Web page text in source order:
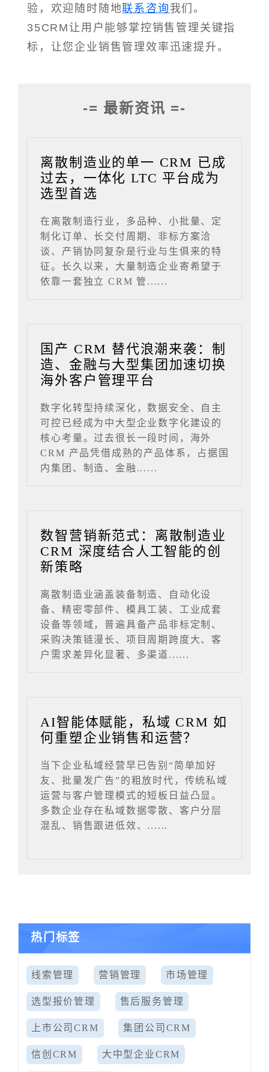
验，欢迎随时随地联系咨询 我们。
35CRM让用户能够掌控销售管理关键指
标，让您企业销售管理效率迅速提升。
-= 最新资讯 =-
离散制造业的单一 CRM 已成
过去，一体化 LTC 平台成为
选型首选
在离散制造行业，多品种、小批量、定
制化订单、长交付周期、非标方案洽
谈、产销协同复杂是行业与生俱来的特
征。长久以来，大量制造企业寄希望于
依靠一套独立 CRM 管......
国产 CRM 替代浪潮来袭：制
造、金融与大型集团加速切换
海外客户管理平台
数字化转型持续深化，数据安全、自主
可控已经成为中大型企业数字化建设的
核心考量。过去很长一段时间，海外
CRM 产品凭借成熟的产品体系，占据国
内集团、制造、金融......
数智营销新范式：离散制造业
CRM 深度结合人工智能的创
新策略
离散制造业涵盖装备制造、自动化设
备、精密零部件、模具工装、工业成套
设备等领域，普遍具备产品非标定制、
采购决策链漫长、项目周期跨度大、客
户需求差异化显著、多渠道......
AI智能体赋能，私域 CRM 如
何重塑企业销售和运营？
当下企业私域经营早已告别“简单加好
友、批量发广告”的粗放时代，传统私域
运营与客户管理模式的短板日益凸显。
多数企业存在私域数据零散、客户分层
混乱、销售跟进低效、......
热门标签
线索管理 营销管理 市场管理
选型报价管理 售后服务管理
上市公司CRM 集团公司CRM
信创CRM 大中型企业CRM